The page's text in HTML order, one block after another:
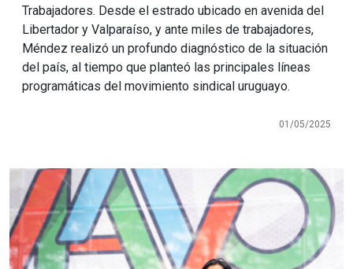
Trabajadores. Desde el estrado ubicado en avenida del
Libertador y Valparaíso, y ante miles de trabajadores,
Méndez realizó un profundo diagnóstico de la situación
del país, al tiempo que planteó las principales líneas
programáticas del movimiento sindical uruguayo.
01/05/2025
Imagen